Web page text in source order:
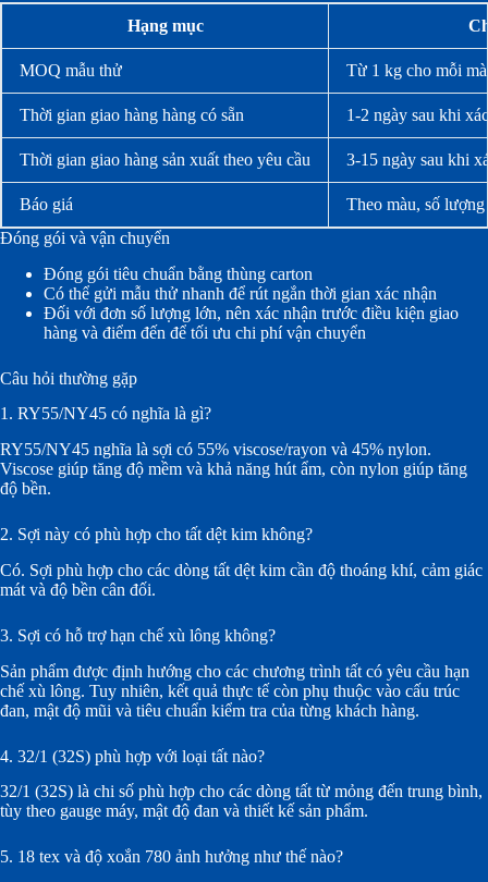
Hạng mục
MOQ mẫu thử Từ 1 kg cho mỗi
Thời gian giao hàng hàng có sẵn 1-2 ngày sau khi
Thời gian giao hàng sản xuất theo yêu cầu 3-15 ngày sau khi
Báo giá
Theo màu, số
Đóng gói và vận chuyển
Đóng gói tiêu chuẩn bằng thùng carton
Có thể gửi mẫu thử nhanh để rút ngắn thời gian xác nhận
Đối với đơn số lượng lớn, nên xác nhận trước điều kiện giao
hàng và điểm đến để tối ưu chi phí vận chuyển
Câu hỏi thường gặp
1. RY55/NY45 có nghĩa là gì?
RY55/NY45 nghĩa là sợi có 55% viscose/rayon và 45% nylon.
Viscose giúp tăng độ mềm và khả năng hút ẩm, còn nylon giúp tăng
độ bền.
2. Sợi này có phù hợp cho tất dệt kim không?
Có. Sợi phù hợp cho các dòng tất dệt kim cần độ thoáng khí, cảm giác
mát và độ bền cân đối.
3. Sợi có hỗ trợ hạn chế xù lông không?
Sản phẩm được định hướng cho các chương trình tất có yêu cầu hạn
chế xù lông. Tuy nhiên, kết quả thực tế còn phụ thuộc vào cấu trúc
đan, mật độ mũi và tiêu chuẩn kiểm tra của từng khách hàng.
4. 32/1 (32S) phù hợp với loại tất nào?
32/1 (32S) là chi số phù hợp cho các dòng tất từ mỏng đến trung bình,
tùy theo gauge máy, mật độ đan và thiết kế sản phẩm.
5. 18 tex và độ xoắn 780 ảnh hưởng như thế nào?